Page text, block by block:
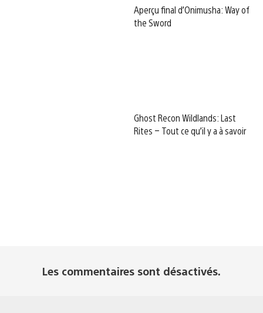
Aperçu final d’Onimusha: Way of
the Sword
Ghost Recon Wildlands: Last
Rites – Tout ce qu’il y a à savoir
Les commentaires sont désactivés.